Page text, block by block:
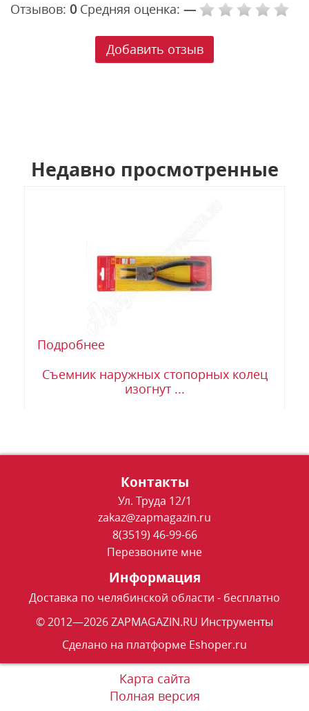
Отзывов: 0 Средняя оценка: —
Добавить отзыв
Недавно просмотренные
Подробнее
Съемник наружных стопорных колец
изогнут ...
Контакты
Ул. Труда 12/1
zakaz@zapmagazin.ru
8(3519) 46-99-66
Перезвоните мне
Информация
Доставка по челябинской области - бесплатно
© 2012—2026 ZAPMAGAZIN.RU Инструменты
Сделано на платформе Eshoper.ru
Карта сайта
Полная версия